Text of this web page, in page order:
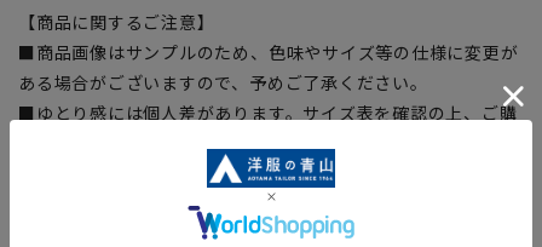
【商品に関するご注意】
■商品画像はサンプルのため、色味やサイズ等の仕様に変更が
ある場合がございますので、予めご了承ください。
■ゆとり感には個人差があります。サイズ表を確認の上、ご購
■生地や仕様・デザインにより、着用感や実際のサイズ表に若
干の誤差が生じる場合がございます。予めご了承ください。
■サイズスペックは仕上がりサイズを記載しております。一